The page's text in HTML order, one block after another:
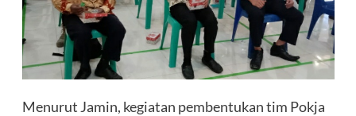
Menurut Jamin, kegiatan pembentukan tim Pokja